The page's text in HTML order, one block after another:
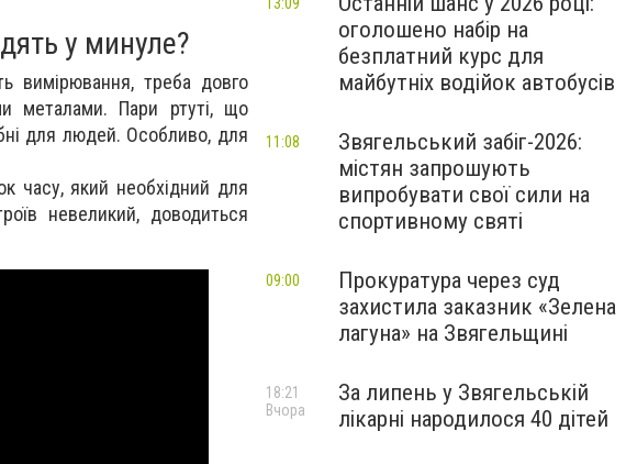
у минуле?
вимірювання, треба довго
металами. Пари ртуті, що
для людей. Особливо, для
часу, який необхідний для
невеликий, доводиться
оголошено набір на
безплатний курс для
майбутніх водійок автобусів
Звягельський забіг-2026:
містян запрошують
випробувати свої сили на
спортивному святі
11:08
Прокуратура через суд
захистила заказник «Зелена
лагуна» на Звягельщині
09:00
За липень у Звягельській
лікарні народилося 40 дітей
18:21
Вчора